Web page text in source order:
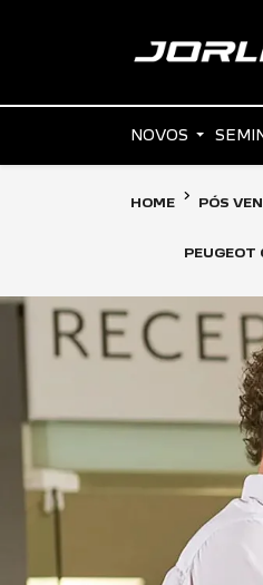
NOVOS
HOME PÓS
PEUGEOT